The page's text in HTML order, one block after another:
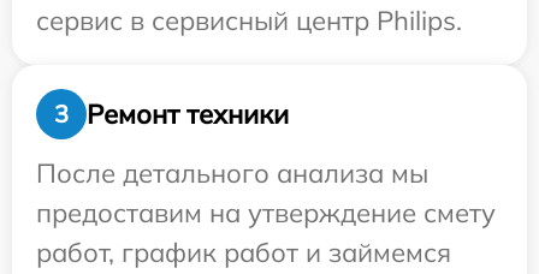
сервис в сервисный центр Philips.
3
Ремонт техники
После детального анализа мы
предоставим на утверждение смету
работ, график работ и займемся